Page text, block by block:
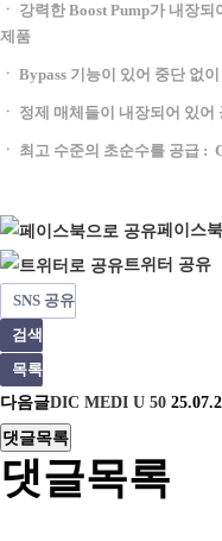
ㆍ 강력한 Boost Pump가 내장
제품
ㆍ Bypass 기능이 있어 중단 없
ㆍ 정제 매체들이 내장되어 있
ㆍ 최고 수준의 초순수를 공급 :
페이스
트위터 공유
SNS 공유
검색
목록
다음글DIC MEDI U 50
댓글목록
댓글목록